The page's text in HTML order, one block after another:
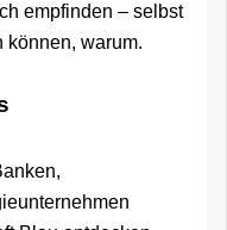
empfinden – selbst
können, warum.